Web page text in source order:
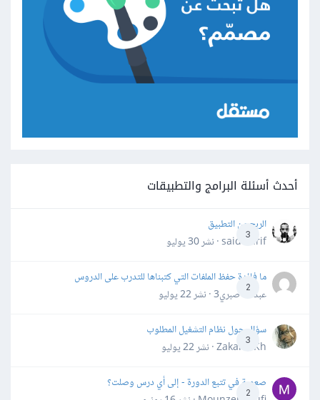
أحدث أسئلة البرامج والتطبيقات
3
الربح من التطبيق
said darif · نشر
30 يوليو
2
ما فائدة حفظ الملفات التي كتبناها للتدرب على الدروس
عبدالله صبري3 · نشر
22 يوليو
3
سؤال حول نظام التشغيل المطلوب
Zakaria Kh · نشر
22 يوليو
2
صعوبة في تتبع الدورة - إلى أي درس وصلت؟